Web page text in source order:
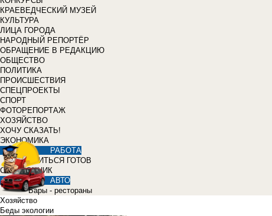
КРАЕВЕДЧЕСКИЙ МУЗЕЙ
КУЛЬТУРА
ЛИЦА ГОРОДА
НАРОДНЫЙ РЕПОРТЁР
ОБРАЩЕНИЕ В РЕДАКЦИЮ
ОБЩЕСТВО
ПОЛИТИКА
ПРОИСШЕСТВИЯ
СПЕЦПРОЕКТЫ
СПОРТ
ФОТОРЕПОРТАЖ
ХОЗЯЙСТВО
ХОЧУ СКАЗАТЬ!
ЭКОНОМИКА
РАБОТА
УЧИТЬСЯ ГОТОВ
СПРАВОЧНИК
АВТО
Бары - рестораны
Хозяйство
Беды экологии